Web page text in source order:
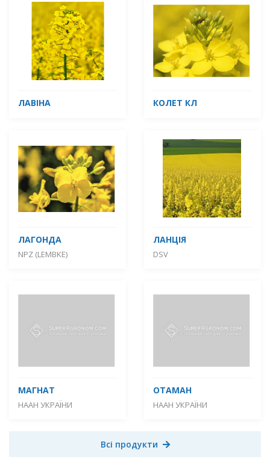
ЛАВІНА КОЛЕТ КЛ
ЛАГОНДА
NPZ (LEMBKE)
ЛАНЦІЯ
DSV
МАГНАТ
НААН УКРАЇНИ
ОТАМАН
НААН УКРАЇНИ
Всі продукти